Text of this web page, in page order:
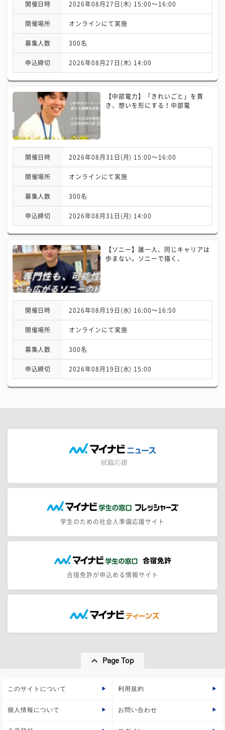
開催日時 2026年08月27日(木) 15:00〜16:00
開催場所 オンラインにて実施
募集人数 300名
申込締切 2026年08月27日(木) 14:00
【中部電力】「きれいごと」を貫
き、想いを形にする！中部電
開催日時 2026年08月31日(月) 15:00〜16:00
開催場所 オンラインにて実施
募集人数 300名
申込締切 2026年08月31日(月) 14:00
【ソニー】誰一人、同じキャリアは
歩まない。ソニーで描く、
開催日時 2026年08月19日(水) 16:00〜16:50
開催場所 オンラインにて実施
募集人数 300名
申込締切 2026年08月19日(水) 15:00
学生のための社会人準備応援サイト
合宿免許が申込める情報サイト
Page Top
このサイトについて 利用規約
個人情報について お問い合わせ